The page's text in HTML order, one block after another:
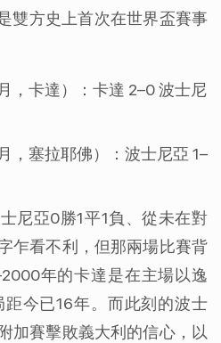
雙方史上首次在世界盃賽事
，卡達）：卡達 2–0 波士尼
，塞拉耶佛）：波士尼亞 1–
尼亞0勝1平1負、從未在對
乍看不利，但那兩場比賽背
年的卡達是在主場以逸
今已16年。而此刻的波士
加賽擊敗義大利的信心，以